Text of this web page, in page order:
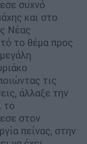
συχνό
και στο
Νέας
το θέμα προς
τις
άλλαξε την
το
στον
πείνας, στην